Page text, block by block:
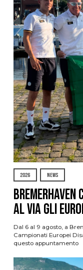
2026 NEWS
Bremerhaven
al via gli
Dal 6 al 9 agosto, a
Campionati Europei
questo appuntamento